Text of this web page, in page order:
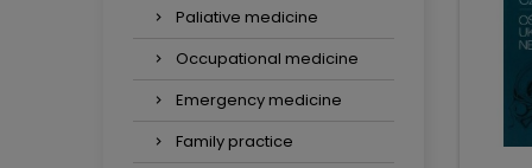
Paliative medicine
Occupational medicine
Emergency medicine
Family practice